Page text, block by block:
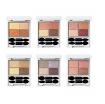
成分
す。これ1本で美容液、日焼け止
め、コンシーラー、化粧下地、ファ
ンデーション、フェイスパウダーの
6つの役割を担うことができます。2
種の保湿成分“モイストGT(*)”と“ヒ
アルロン酸(*)”配合の美容液感触で
みずみずしくさらりとのび広がり、
スキンケア後のようななめらかな仕